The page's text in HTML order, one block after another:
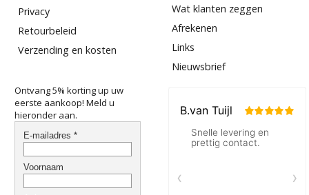
Privacy
Retourbeleid
Verzending en kosten
Wat klanten zeggen
Afrekenen
Links
Nieuwsbrief
Ontvang 5% korting up uw
eerste aankoop! Meld u
hieronder aan.